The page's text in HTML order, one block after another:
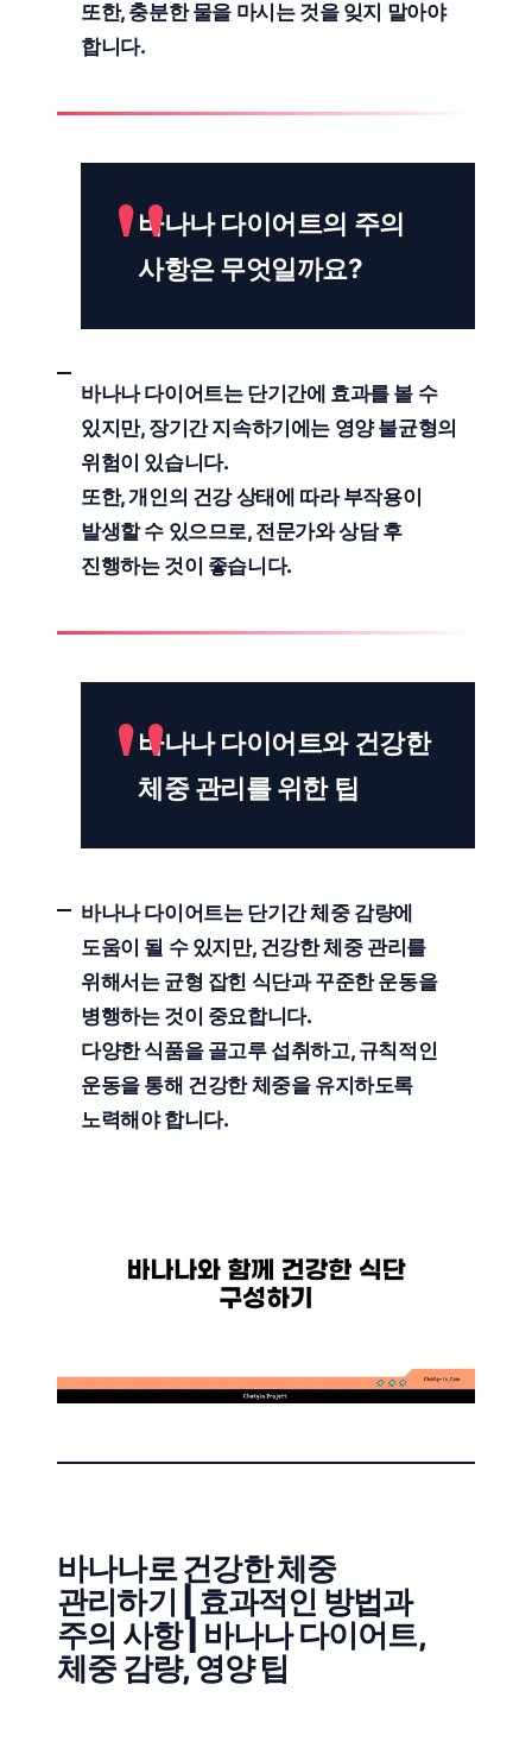
또한, 충분한 물을 마시는 것을 잊지 말아야
합니다.
바나나 다이어트의 주의
사항은 무엇일까요?
바나나 다이어트는 단기간에 효과를 볼 수
있지만, 장기간지속하기에는 영양 불균형의
위험이 있습니다.
또한,개인의 건강 상태 에 따라 부작용이
발생할 수 있으므로, 전문가와 상담후
진행하는 것이 좋습니다.
바나나 다이어트와 건강한
체중 관리를 위한 팁
바나나 다이어트는 단기간 체중 감량에
도움이 될 수 있지만, 건강한 체중 관리를
위해서는 균형 잡힌 식단과꾸준한 운동을
병행하는 것이 중요합니다.
다양한 식품을 골고루 섭취하고, 규칙적인
운동을 통해 건강한 체중을 유지하도록
노력해야 합니다.
바나나로 건강한 체중
관리하기 | 효과적인 방법과
주의 사항 | 바나나 다이어트,
체중 감량, 영양 팁